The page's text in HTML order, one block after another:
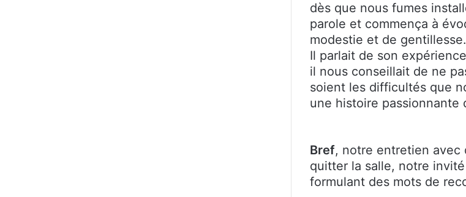
dès que nous fumes
parole et commença à
modestie et de gentillesse.
Il parlait de son
il nous conseillait de ne
soient les difficultés que
une histoire
Bref, notre entretien avec
quitter la salle, notre
formulant des mots de